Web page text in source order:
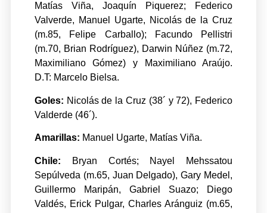
Matías Viña, Joaquín Piquerez; Federico
Valverde, Manuel Ugarte, Nicolás de la Cruz
(m.85, Felipe Carballo); Facundo Pellistri
(m.70, Brian Rodríguez), Darwin Núñez (m.72,
Maximiliano Gómez) y Maximiliano Araújo.
D.T: Marcelo Bielsa.
Goles: Nicolás de la Cruz (38´ y 72), Federico
Valderde (46´).
Amarillas: Manuel Ugarte, Matías Viña.
Chile:
Bryan Cortés; Nayel Mehssatou
Sepúlveda (m.65, Juan Delgado), Gary Medel,
Guillermo Maripán, Gabriel Suazo; Diego
Valdés, Erick Pulgar, Charles Aránguiz (m.65,